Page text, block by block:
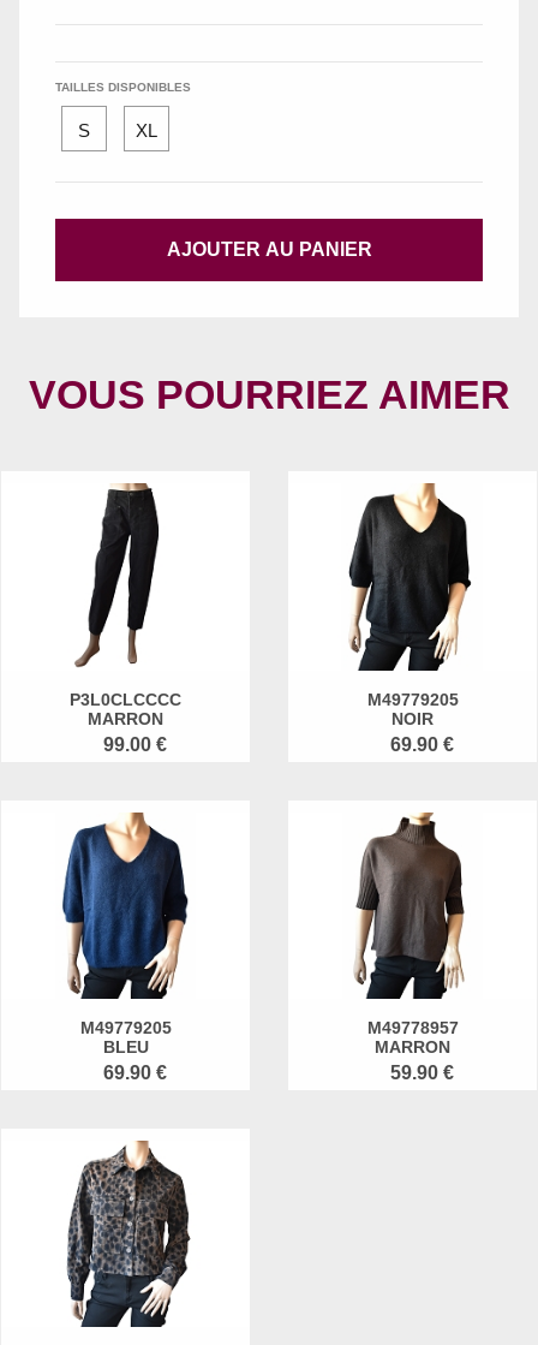
TAILLES DISPONIBLES
S XL
AJOUTER AU PANIER
VOUS POURRIEZ AIMER
P3L0CLCCCC
MARRON
99.00 €
M49779205
NOIR
69.90 €
M49779205
BLEU
69.90 €
M49778957
MARRON
59.90 €